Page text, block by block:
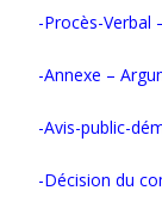
-Procès-Verbal
-Annexe –
-Avis-public-
-Décision du